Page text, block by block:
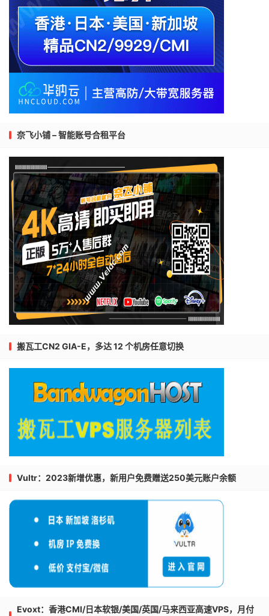
奈飞小铺 – 智能账号合租平台
搬瓦工CN2 GIA-E，多达 12 个机房任意切换
Vultr：2023新增优惠，新用户免费赠送250美元账户余额
Evoxt：香港CMI/日本软银/美国/英国/马来西亚高速VPS，月付